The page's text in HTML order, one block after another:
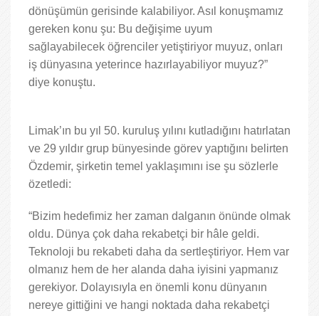
dönüşümün gerisinde kalabiliyor. Asıl konuşmamız
gereken konu şu: Bu değişime uyum
sağlayabilecek öğrenciler yetiştiriyor muyuz, onları
iş dünyasına yeterince hazırlayabiliyor muyuz?”
diye konuştu.
Limak’ın bu yıl 50. kuruluş yılını kutladığını hatırlatan
ve 29 yıldır grup bünyesinde görev yaptığını belirten
Özdemir, şirketin temel yaklaşımını ise şu sözlerle
özetledi:
“Bizim hedefimiz her zaman dalganın önünde olmak
oldu. Dünya çok daha rekabetçi bir hâle geldi.
Teknoloji bu rekabeti daha da sertleştiriyor. Hem var
olmanız hem de her alanda daha iyisini yapmanız
gerekiyor. Dolayısıyla en önemli konu dünyanın
nereye gittiğini ve hangi noktada daha rekabetçi